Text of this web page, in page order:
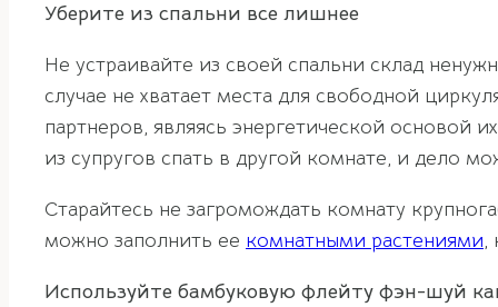
Уберите из спальни все лишнее
Не устраивайте из своей спальни склад
случае не хватает места для свободной
партнеров, являясь энергетической основой
из супругов спать в другой комнате, и дело
Старайтесь не загромождать комнату
можно заполнить ее комнатными растениями,
Используйте бамбуковую флейту фэн-шуй